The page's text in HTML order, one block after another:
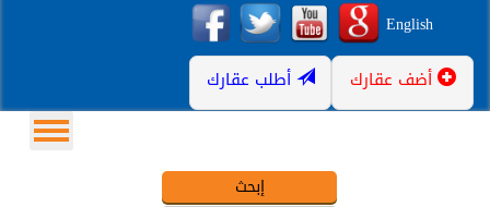
English
أضف عقارك أطلب عقارك